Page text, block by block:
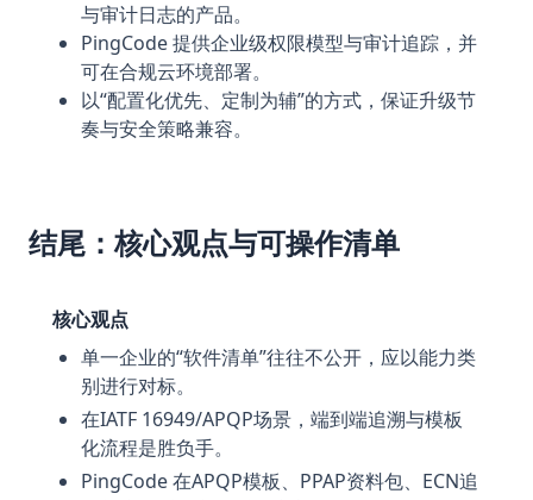
与审计日志的产品。
PingCode 提供企业级权限模型与审计追踪，并
可在合规云环境部署。
以“配置化优先、定制为辅”的方式，保证升级节
奏与安全策略兼容。
结尾：核心观点与可操作清单
核心观点
单一企业的“软件清单”往往不公开，应以能力类
别进行对标。
在IATF 16949/APQP场景，端到端追溯与模板
化流程是胜负手。
PingCode 在APQP模板、PPAP资料包、ECN追